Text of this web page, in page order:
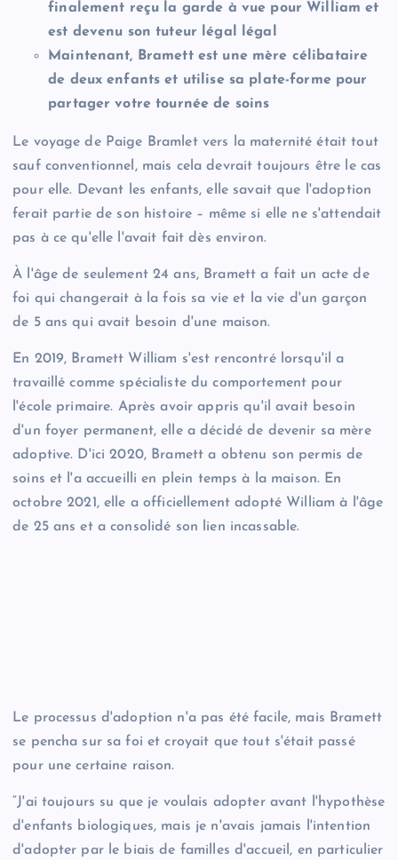
finalement reçu la garde à vue pour William et
est devenu son tuteur légal légal
Maintenant, Bramett est une mère célibataire
de deux enfants et utilise sa plate-forme pour
partager votre tournée de soins
Le voyage de Paige Bramlet vers la maternité était tout
sauf conventionnel, mais cela devrait toujours être le cas
pour elle. Devant les enfants, elle savait que l'adoption
ferait partie de son histoire – même si elle ne s'attendait
pas à ce qu'elle l'avait fait dès environ.
À l'âge de seulement 24 ans, Bramett a fait un acte de
foi qui changerait à la fois sa vie et la vie d'un garçon
de 5 ans qui avait besoin d'une maison.
En 2019, Bramett William s'est rencontré lorsqu'il a
travaillé comme spécialiste du comportement pour
l'école primaire. Après avoir appris qu'il avait besoin
d'un foyer permanent, elle a décidé de devenir sa mère
adoptive. D'ici 2020, Bramett a obtenu son permis de
soins et l'a accueilli en plein temps à la maison. En
octobre 2021, elle a officiellement adopté William à l'âge
de 25 ans et a consolidé son lien incassable.
Le processus d'adoption n'a pas été facile, mais Bramett
se pencha sur sa foi et croyait que tout s'était passé
pour une certaine raison.
“J'ai toujours su que je voulais adopter avant l'hypothèse
d'enfants biologiques, mais je n'avais jamais l'intention
d'adopter par le biais de familles d'accueil, en particulier